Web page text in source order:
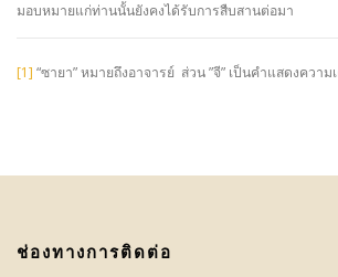
มอบหมายแก่ท่านนั้นยังคงได้รับการสืบสานต่อมา
[1] “ซายา” หมายถึงอาจารย์ ส่วน ”จี” เป็นคำแสดงความ
ช่องทางการติดต่อ